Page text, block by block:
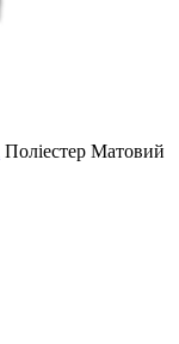
Поліестер Матовий